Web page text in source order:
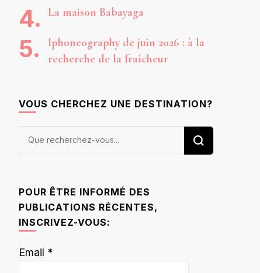
La maison Babayaga
Iphoneography de juin 2026 : à la
recherche de la fraîcheur
VOUS CHERCHEZ UNE DESTINATION?
Vous
POUR ÊTRE INFORMÉ DES
PUBLICATIONS RÉCENTES,
INSCRIVEZ-VOUS:
Email *